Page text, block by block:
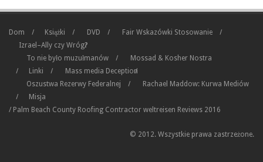
Dom Książki DVD
Fair Wskazówki Stosowanie
Izrael–Ally czy Wróg?
To nie było muzułmanów
Mossad & Kosher Nostra
Linki
Mass media Deception
Oszustwa Rezerwy Federalnej
Rachael Maddow: Kurwa Mediów
Misja
/ Palm Beach County Roofing Contractor weltreisen Reviews 2016
© 2012. Wszystkie prawa zastrzeżone.